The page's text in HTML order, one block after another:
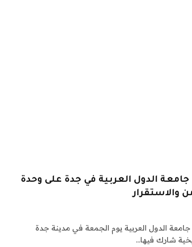
جامعة الدول العربية في جدة على وحدة
والاستقرار
الدول العربية يوم الجمعة في مدينة جدة
شارك فيها…